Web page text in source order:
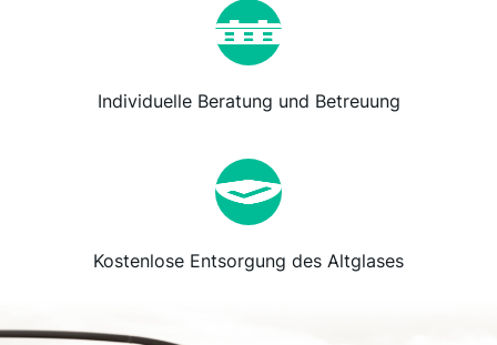
Individuelle Beratung und Betreuung
Kostenlose Entsorgung des Altglases